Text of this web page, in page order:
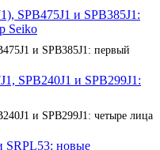
и SPB385J1: первый
и SPB299J1: четыре лица